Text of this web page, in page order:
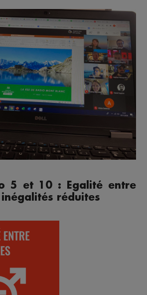
5 et 10 : Egalité entre
inégalités réduites